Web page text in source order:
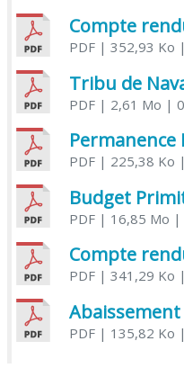
PDF| 352,93 Ko
PDF| 2,61 Mo |
PDF| 225,38 Ko
Budget
PDF| 16,85 Mo |
PDF| 341,29 Ko
PDF| 135,82 Ko